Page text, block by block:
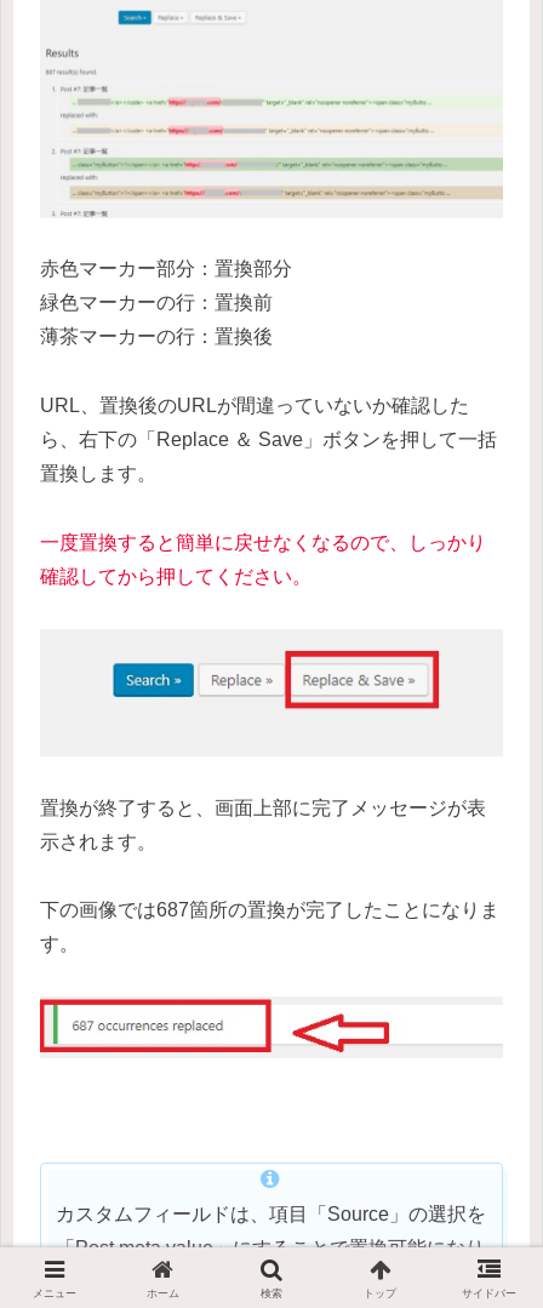
赤色マーカー部分：置換部分
緑色マーカーの行：置換前
薄茶マーカーの行：置換後
URL、置換後のURLが間違っていないか確認した
ら、右下の「Replace ＆ Save」ボタンを押して一括
置換します。
一度置換すると簡単に戻せなくなるので、しっかり
確認してから押してください。
置換が終了すると、画面上部に完了メッセージが表
示されます。
下の画像では687箇所の置換が完了したことになりま
す。
カスタムフィールドは、項目「Source」の選択を
「Post meta value」にすることで置換可能になり
ます。
メニュー ホーム 検索 トップ サイドバー